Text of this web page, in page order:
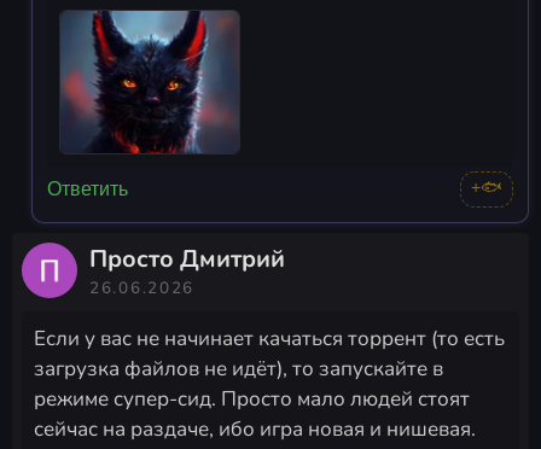
Ответить +🐟
Просто Дмитрий
26.06.2026
Если у вас не начинает качаться торрент (то есть
загрузка файлов не идёт), то запускайте в
режиме супер-сид. Просто мало людей стоят
сейчас на раздаче, ибо игра новая и нишевая.